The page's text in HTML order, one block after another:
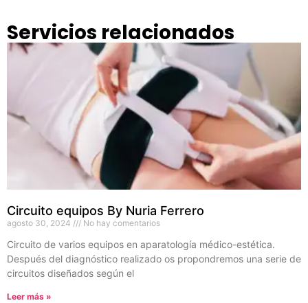
Servicios relacionados
Circuito equipos By Nuria Ferrero
agosto 30, 2024 No hay comentarios
Circuito de varios equipos en aparatología médico-estética.
Después del diagnóstico realizado os propondremos una serie de
circuitos diseñados según el
Leer más »